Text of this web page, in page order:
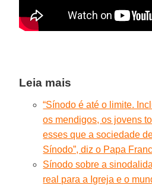
Leia mais
“Sínodo é até o limite.
os mendigos, os jovens
esses que a sociedade
Sínodo”, diz o Papa
Sínodo sobre a
real para a Igreja e o